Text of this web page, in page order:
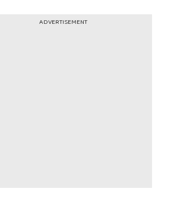
ADVERTISEMENT